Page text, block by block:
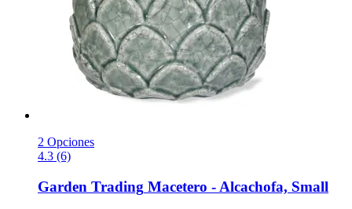
2 Opciones
4.3 (6)
Garden Trading Macetero -​ Alcachofa, Small